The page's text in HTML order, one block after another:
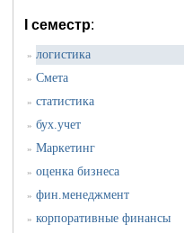
I семестр:
» логистика
» Смета
» статистика
» бух.учет
» Маркетинг
» оценка бизнеса
» фин.менеджмент
» корпоративные финансы